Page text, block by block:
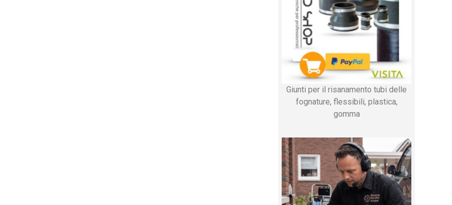
Giunti per il risanamento tubi delle
fognature, flessibili, plastica,
gomma